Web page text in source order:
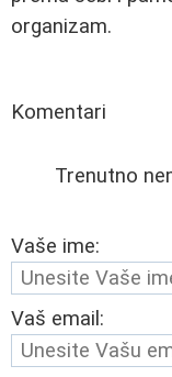
organizam.
Komentari
Trenutno
Vaše ime:
Vaš email: